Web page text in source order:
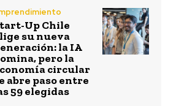
Up Chile
su nueva
la IA
pero la
circular
abre paso entre
59 elegidas